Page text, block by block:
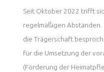
Seit Oktober 2022 trifft
regelmäßigen
die Trägerschaft
für die Umsetzung der
(Förderung der